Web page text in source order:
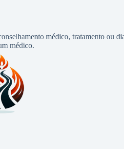
médico, tratamento ou
médico.